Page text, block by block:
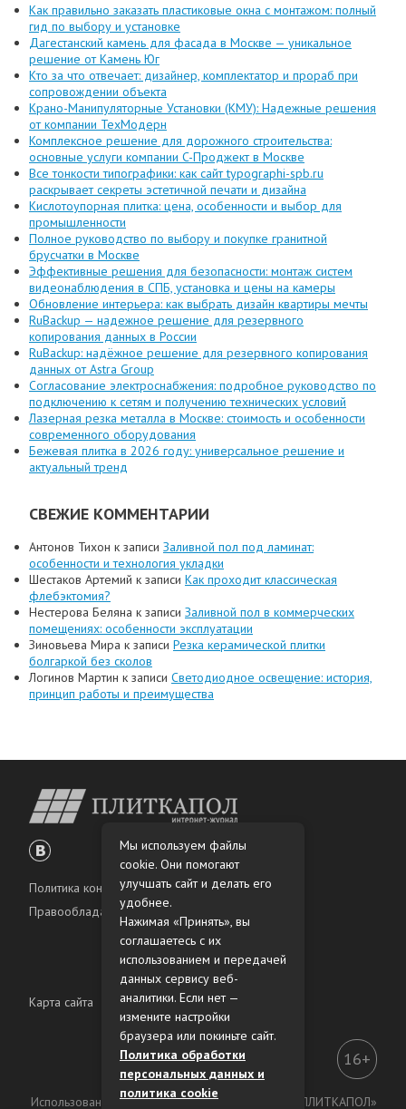
Как правильно заказать пластиковые окна с монтажом: полный
гид по выбору и установке
Дагестанский камень для фасада в Москве — уникальное
решение от Камень Юг
Кто за что отвечает: дизайнер, комплектатор и прораб при
сопровождении объекта
Крано-Манипуляторные Установки (КМУ): Надежные решения
от компании ТехМодерн
Комплексное решение для дорожного строительства:
основные услуги компании C-Проджект в Москве
Все тонкости типографики: как сайт typographi-spb.ru
раскрывает секреты эстетичной печати и дизайна
Кислотоупорная плитка: цена, особенности и выбор для
промышленности
Полное руководство по выбору и покупке гранитной
брусчатки в Москве
Эффективные решения для безопасности: монтаж систем
видеонаблюдения в СПБ, установка и цены на камеры
Обновление интерьера: как выбрать дизайн квартиры мечты
RuBackup — надежное решение для резервного
копирования данных в России
RuBackup: надёжное решение для резервного копирования
данных от Astra Group
Согласование электроснабжения: подробное руководство по
подключению к сетям и получению технических условий
Лазерная резка металла в Москве: стоимость и особенности
современного оборудования
Бежевая плитка в 2026 году: универсальное решение и
актуальный тренд
СВЕЖИЕ КОММЕНТАРИИ
Антонов Тихон к записи Заливной пол под ламинат:
особенности и технология укладки
Шестаков Артемий к записи Как проходит классическая
флебэктомия?
Нестерова Беляна к записи Заливной пол в коммерческих
помещениях: особенности эксплуатации
Зиновьева Мира к записи Резка керамической плитки
болгаркой без сколов
Логинов Мартин к записи Светодиодное освещение: история,
принцип работы и преимущества
Политика конфиденциальности
Правообладателям
Карта сайта
16+
Использование материалов интернет-журнала «ПЛИТКАПОЛ»
Мы используем файлы
cookie. Они помогают
улучшать сайт и делать его
удобнее.
Нажимая «Принять», вы
соглашаетесь с их
использованием и передачей
данных сервису веб-
аналитики. Если нет —
измените настройки
браузера или покиньте сайт.
Политика обработки
персональных данных и
политика cookie